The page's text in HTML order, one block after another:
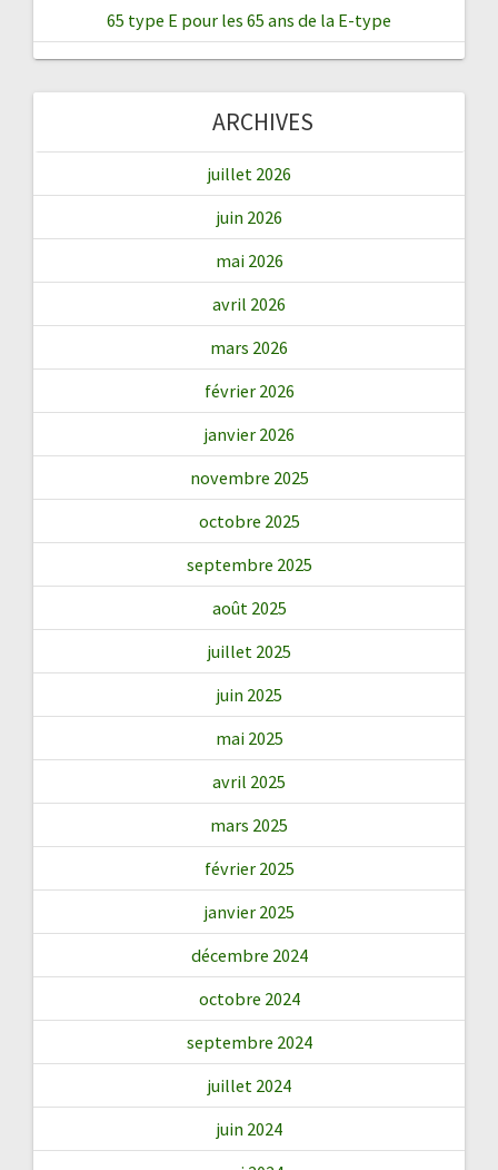
65 type E pour les 65 ans de la E-type
ARCHIVES
juillet 2026
juin 2026
mai 2026
avril 2026
mars 2026
février 2026
janvier 2026
novembre 2025
octobre 2025
septembre 2025
août 2025
juillet 2025
juin 2025
mai 2025
avril 2025
mars 2025
février 2025
janvier 2025
décembre 2024
octobre 2024
septembre 2024
juillet 2024
juin 2024